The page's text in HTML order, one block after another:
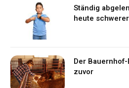
Ständig
heute
Der
zuvor